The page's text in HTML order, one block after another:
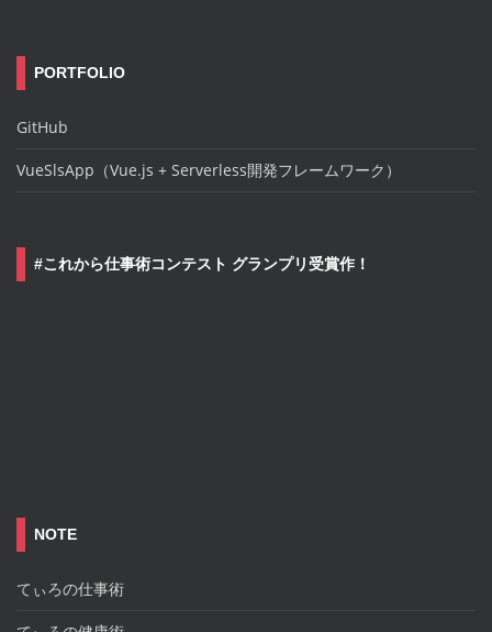
PORTFOLIO
GitHub
VueSlsApp（Vue.js + Serverless開発フレームワーク）
#これから仕事術コンテスト グランプリ受賞作！
NOTE
てぃろの仕事術